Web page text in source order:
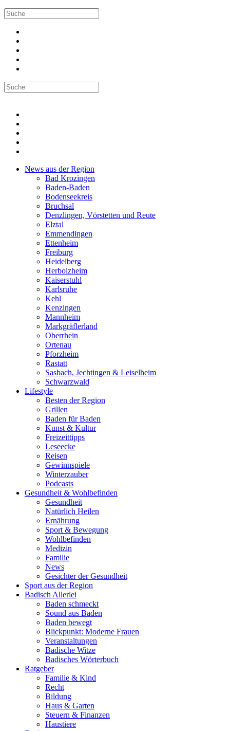
News aus der Region
Bad Krozingen
Baden-Baden
Bodenseekreis
Bruchsal
Denzlingen, Vörstetten und Reute
Elztal
Emmendingen
Ettenheim
Freiburg
Heidelberg
Herbolzheim
Kaiserstuhl
Karlsruhe
Kehl
Kenzingen
Mannheim
Markgräflerland
Oberrhein
Ortenau
Pforzheim
Rastatt
Sasbach, Jechtingen & Leiselheim
Schwarzwald
Lifestyle
Besten der Region
Grillen
Baden für Baden
Kunst & Kultur
Freizeittipps
Leseecke
Reisen
Gewinnspiele
Winterzauber
Podcasts
Gesundheit & Wohlbefinden
Gesundheit
Natürlich Heilen
Ernährung
Sport & Bewegung
Wohlbefinden
Medizin
Familie
News
Gesichter der Gesundheit
Sport aus der Region
Badisch Allerlei
Baden schmeckt
Sound aus Baden
Baden bewegt
Blickpunkt: Moderne Frauen
Veranstaltungen
Badische Witze
Badisches Wörterbuch
Ratgeber
Familie & Kind
Recht
Bildung
Haus & Garten
Steuern & Finanzen
Haustiere